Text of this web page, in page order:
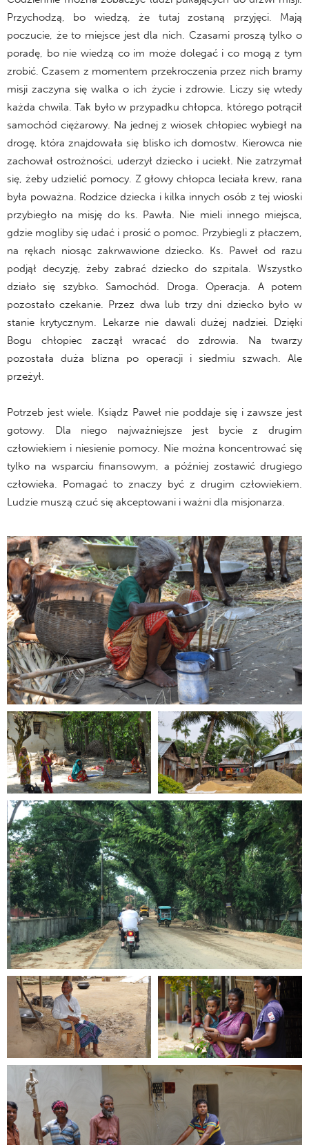
Przychodzą, bo wiedzą, że tutaj zostaną przyjęci. Mają
poczucie, że to miejsce jest dla nich. Czasami proszą tylko o
poradę, bo nie wiedzą co im może dolegać i co mogą z tym
zrobić. Czasem z momentem przekroczenia przez nich bramy
misji zaczyna się walka o ich życie i zdrowie. Liczy się wtedy
każda chwila. Tak było w przypadku chłopca, którego potrącił
samochód ciężarowy. Na jednej z wiosek chłopiec wybiegł na
drogę, która znajdowała się blisko ich domostw. Kierowca nie
zachował ostrożności, uderzył dziecko i uciekł. Nie zatrzymał
się, żeby udzielić pomocy. Z głowy chłopca leciała krew, rana
była poważna. Rodzice dziecka i kilka innych osób z tej wioski
przybiegło na misję do ks. Pawła. Nie mieli innego miejsca,
gdzie mogliby się udać i prosić o pomoc. Przybiegli z płaczem,
na rękach niosąc zakrwawione dziecko. Ks. Paweł od razu
podjął decyzję, żeby zabrać dziecko do szpitala. Wszystko
działo się szybko. Samochód. Droga. Operacja. A potem
pozostało czekanie. Przez dwa lub trzy dni dziecko było w
stanie krytycznym. Lekarze nie dawali dużej nadziei. Dzięki
Bogu chłopiec zaczął wracać do zdrowia. Na twarzy
pozostała duża blizna po operacji i siedmiu szwach. Ale
przeżył.
Potrzeb jest wiele. Ksiądz Paweł nie poddaje się i zawsze jest
gotowy. Dla niego najważniejsze jest bycie z drugim
człowiekiem i niesienie pomocy. Nie można koncentrować się
tylko na wsparciu finansowym, a później zostawić drugiego
człowieka. Pomagać to znaczy być z drugim człowiekiem.
Ludzie muszą czuć się akceptowani i ważni dla misjonarza.